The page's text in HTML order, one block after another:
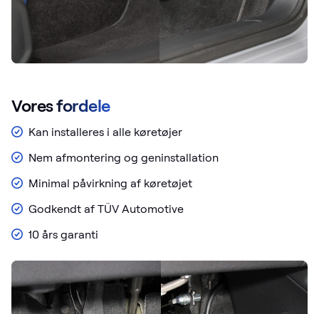
Vores fordele
Kan installeres i alle køretøjer
Nem afmontering og geninstallation
Minimal påvirkning af køretøjet
Godkendt af TÜV Automotive
10 års garanti